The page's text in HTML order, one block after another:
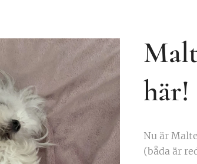
här!
Nu är
(båda är